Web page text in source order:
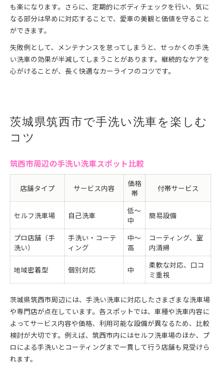
も楽になります。さらに、定期的にボディチェックを行い、気に
なる部分は早めに対応することで、愛車の美観と価値を守ること
ができます。
失敗例として、メンテナンスを怠ってしまうと、せっかくの手洗
い洗車の効果が半減してしまうことがあります。継続的なケアを
心がけることが、長く快適なカーライフのコツです。
茨城県筑西市で手洗い洗車を楽しむ
コツ
筑西市周辺の手洗い洗車スポット比較
店舗タイプ サービス内容
価格
帯
付帯サービス
セルフ洗車場 自己洗車
低〜
中
簡易設備
プロ店舗（手
洗い）
手洗い・コーテ
ィング
中〜
高
コーティング、室
内清掃
地域密着型 個別対応 中
柔軟な対応、口コ
ミ重視
茨城県筑西市周辺には、手洗い洗車に対応したさまざまな洗車場
や専門店が点在しています。各スポットでは、車種や洗車内容に
よってサービス内容や価格、利用可能な設備が異なるため、比較
検討が大切です。例えば、筑西市内にはセルフ洗車場のほか、プ
ロによる手洗いとコーティングまで一貫して行う店舗も見受けら
れます。